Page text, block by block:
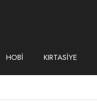
HOBİ KIRTASİYE